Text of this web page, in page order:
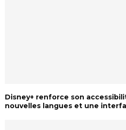
Disney+ renforce son
nouvelles langues et une